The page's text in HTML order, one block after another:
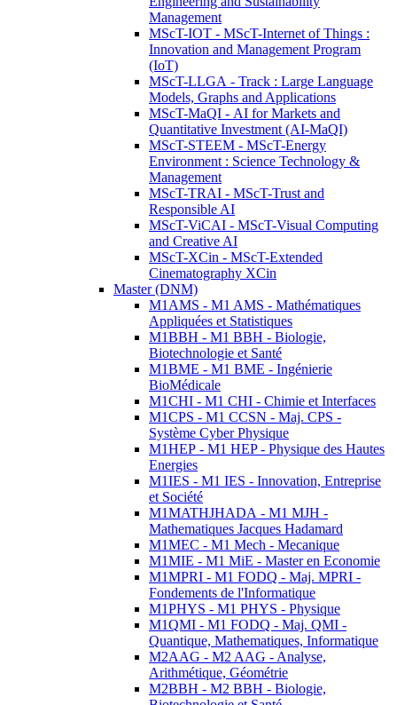
Management
MScT-IOT - MScT-Internet of Things :
Innovation and Management Program
(IoT)
MScT-LLGA - Track : Large Language
Models, Graphs and Applications
MScT-MaQI - AI for Markets and
Quantitative Investment (AI-MaQI)
MScT-STEEM - MScT-Energy
Environment : Science Technology &
Management
MScT-TRAI - MScT-Trust and
Responsible AI
MScT-ViCAI - MScT-Visual Computing
and Creative AI
MScT-XCin - MScT-Extended
Cinematography XCin
Master (DNM)
M1AMS - M1 AMS - Mathématiques
Appliquées et Statistiques
M1BBH - M1 BBH - Biologie,
Biotechnologie et Santé
M1BME - M1 BME - Ingénierie
BioMédicale
M1CHI - M1 CHI - Chimie et Interfaces
M1CPS - M1 CCSN - Maj. CPS -
Système Cyber Physique
M1HEP - M1 HEP - Physique des Hautes
Energies
M1IES - M1 IES - Innovation, Entreprise
et Société
M1MATHJHADA - M1 MJH -
Mathematiques Jacques Hadamard
M1MEC - M1 Mech - Mecanique
M1MIE - M1 MiE - Master en Economie
M1MPRI - M1 FODQ - Maj. MPRI -
Fondements de l'Informatique
M1PHYS - M1 PHYS - Physique
M1QMI - M1 FODQ - Maj. QMI -
Quantique, Mathematiques, Informatique
M2AAG - M2 AAG - Analyse,
Arithmétique, Géométrie
M2BBH - M2 BBH - Biologie,